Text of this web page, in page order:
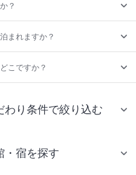
？
まれますか？
こですか？
わり条件で絞り込む
・宿を探す